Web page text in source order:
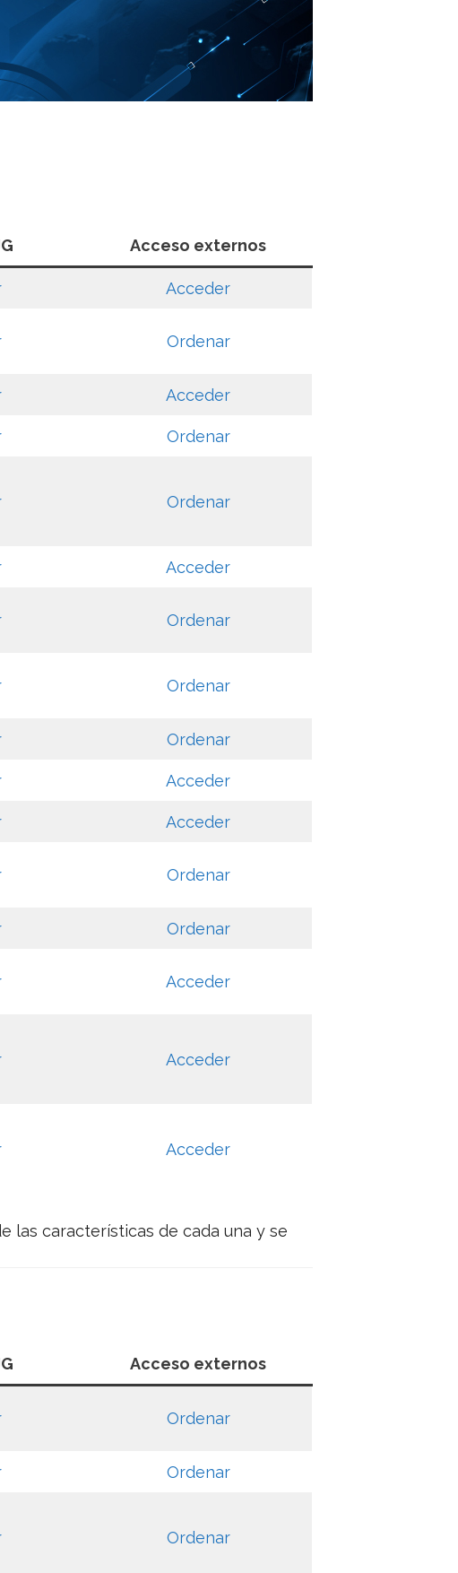
Acceso externos
Acceder
Ordenar
Acceder
Ordenar
Ordenar
Acceder
Ordenar
Ordenar
Ordenar
Acceder
Acceder
Ordenar
Ordenar
Acceder
Acceder
Acceder
las características de cada una y se
Acceso externos
Ordenar
Ordenar
Ordenar